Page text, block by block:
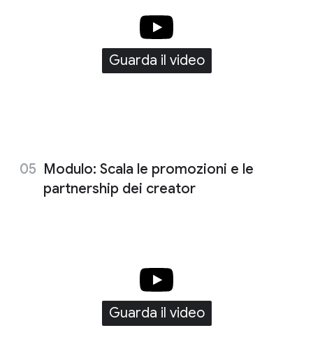
Guarda il video
Modulo: Scala le promozioni e le
partnership dei creator
Guarda il video